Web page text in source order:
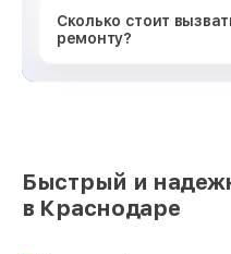
Сколько стоит
ремонту?
Быстрый и
в Краснодаре